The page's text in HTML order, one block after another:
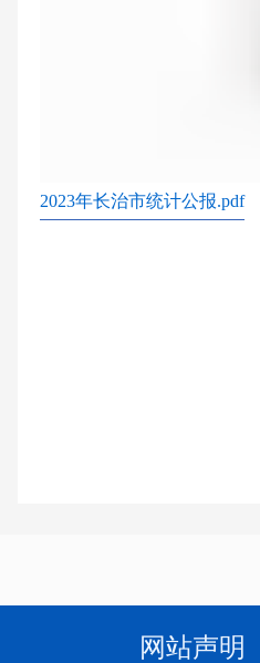
2023年长治市统计公报.pdf
网站声明